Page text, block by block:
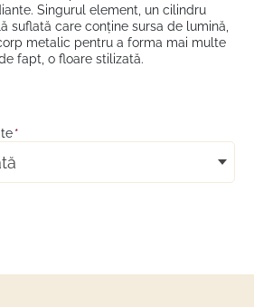
Singurul element, un cilindru
suflată care conține sursa de lumină,
metalic pentru a forma mai multe
fapt, o floare stilizată.
*